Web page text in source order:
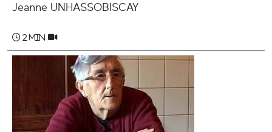
Jeanne UNHASSOBISCAY
2 min